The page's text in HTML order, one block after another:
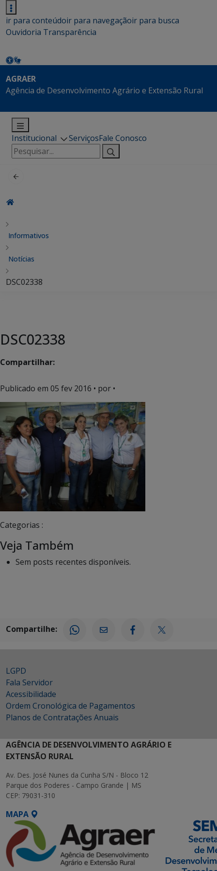
ir para conteúdoir para navegaçãoir para busca
Ouvidoria Transparência
AGRAER
Agência de Desenvolvimento Agrário e Extensão Rural
Institucional ServiçosFale Conosco
Pesquisar
por:
Informativos
Notícias
DSC02338
DSC02338
Compartilhar:
Publicado em 05 fev 2016 • por •
Categorias :
Veja Também
Sem posts recentes disponíveis.
Compartilhe:
LGPD
Fala Servidor
Acessibilidade
Ordem Cronológica de Pagamentos
Planos de Contratações Anuais
AGÊNCIA DE DESENVOLVIMENTO AGRÁRIO E
EXTENSÃO RURAL
Av. Des. José Nunes da Cunha S/N - Bloco 12
Parque dos Poderes - Campo Grande | MS
CEP: 79031-310
MAPA